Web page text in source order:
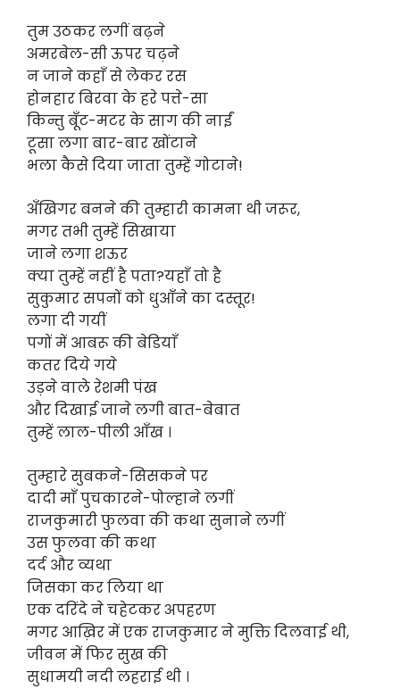
तुम उठकर लगीं बढ़ने
अमरबेल-सी ऊपर चढ़ने
न जाने कहाँ से लेकर रस
होनहार बिरवा के हरे पत्ते-सा
किन्तु बूँट-मटर के साग की नाईं
टूसा लगा बार-बार खोंटाने
भला कैसे दिया जाता तुम्हें गोटाने!
अँखिगर बनने की तुम्हारी कामना थी जरूर,
मगर तभी तुम्हें सिखाया
जाने लगा शऊर
क्या तुम्हें नहीं है पता?यहाँ तो है
सुकुमार सपनों को धुआँने का दस्तूर!
लगा दी गयीं
पगों में आबरू की बेडियाँ
कतर दिये गये
उड़ने वाले रेशमी पंख
और दिखाई जाने लगी बात-बेबात
तुम्हें लाल-पीली आँख ।
तुम्हारे सुबकने-सिसकने पर
दादी माँ पुचकारने-पोल्हाने लगीं
राजकुमारी फुलवा की कथा सुनाने लगीं
उस फुलवा की कथा
दर्द और व्यथा
जिसका कर लिया था
एक दरिंदे ने चहेटकर अपहरण
मगर आख़िर में एक राजकुमार ने मुक्ति दिलवाई थी,
जीवन में फिर सुख की
सुधामयी नदी लहराई थी ।